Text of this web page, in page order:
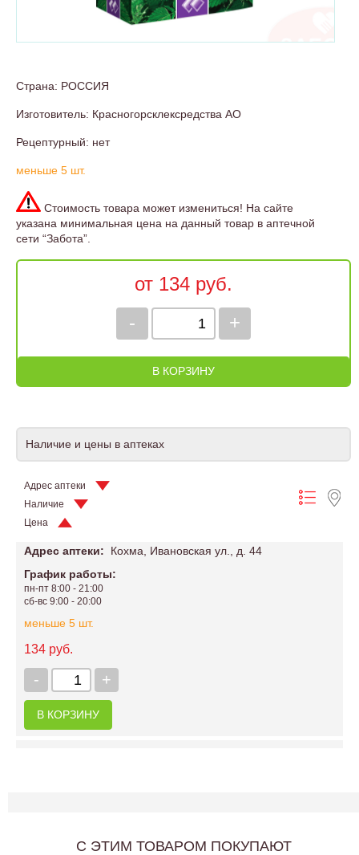
Страна: РОССИЯ
Изготовитель: Красногорсклексредства АО
Рецептурный: нет
меньше 5 шт.
Стоимость товара может измениться! На сайте
указана минимальная цена на данный товар в аптечной
сети “Забота”.
от 134 руб.
+
-
В КОРЗИНУ
Наличие и цены в аптеках
Адрес аптеки
Наличие
Цена
Адрес аптеки:
Кохма, Ивановская ул., д. 44
График работы:
пн-пт 8:00 - 21:00
сб-вс 9:00 - 20:00
меньше 5 шт.
134 руб.
+
-
В КОРЗИНУ
C ЭТИМ ТОВАРОМ ПОКУПАЮТ